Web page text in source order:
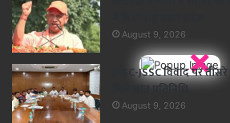
×
August 9, 2026
JPSC-JSSC विवाद पर तीसरे
मिले छात्र प्रतिनिधि
August 9, 2026